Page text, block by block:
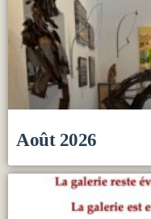
Août 2026